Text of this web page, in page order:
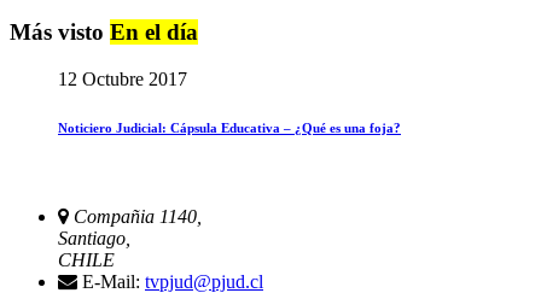
Más visto En el día
12 Octubre 2017
Noticiero Judicial: Cápsula Educativa – ¿Qué es una foja?
Compañia 1140,
Santiago,
CHILE
E-Mail: tvpjud@pjud.cl